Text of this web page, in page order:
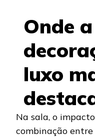
Onde a
luxo
Na sala, o
combinação